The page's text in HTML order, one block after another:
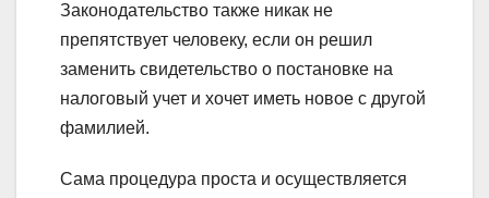
Законодательство также никак не
препятствует человеку, если он решил
заменить свидетельство о постановке на
налоговый учет и хочет иметь новое с другой
фамилией.
Сама процедура проста и осуществляется